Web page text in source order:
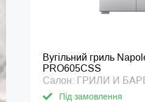
Вугільний гриль
PRO605CSS
Салон: ГРИЛИ И
Під замовлення